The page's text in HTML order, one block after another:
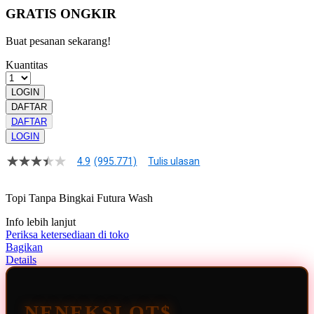
GRATIS ONGKIR
Buat pesanan sekarang!
Kuantitas
LOGIN
DAFTAR
DAFTAR
LOGIN
4.9
bintang,
rating
rata-
rata.
Read
13
4.9 (995.771) Tulis ulasan
Topi Tanpa Bingkai Futura Wash
Info lebih lanjut
Periksa ketersediaan di toko
Bagikan
Details